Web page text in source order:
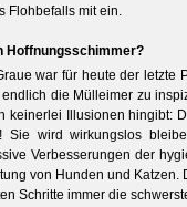
Flohbefalls mit ein.
Hoffnungsschimmer?
war für heute der letzte
die Mülleimer zu
keinerlei Illusionen hingibt:
Sie wird wirkungslos
Verbesserungen der
von Hunden und Katzen.
Schritte immer die